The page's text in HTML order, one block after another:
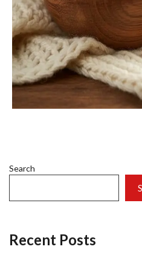
Search
Recent Posts